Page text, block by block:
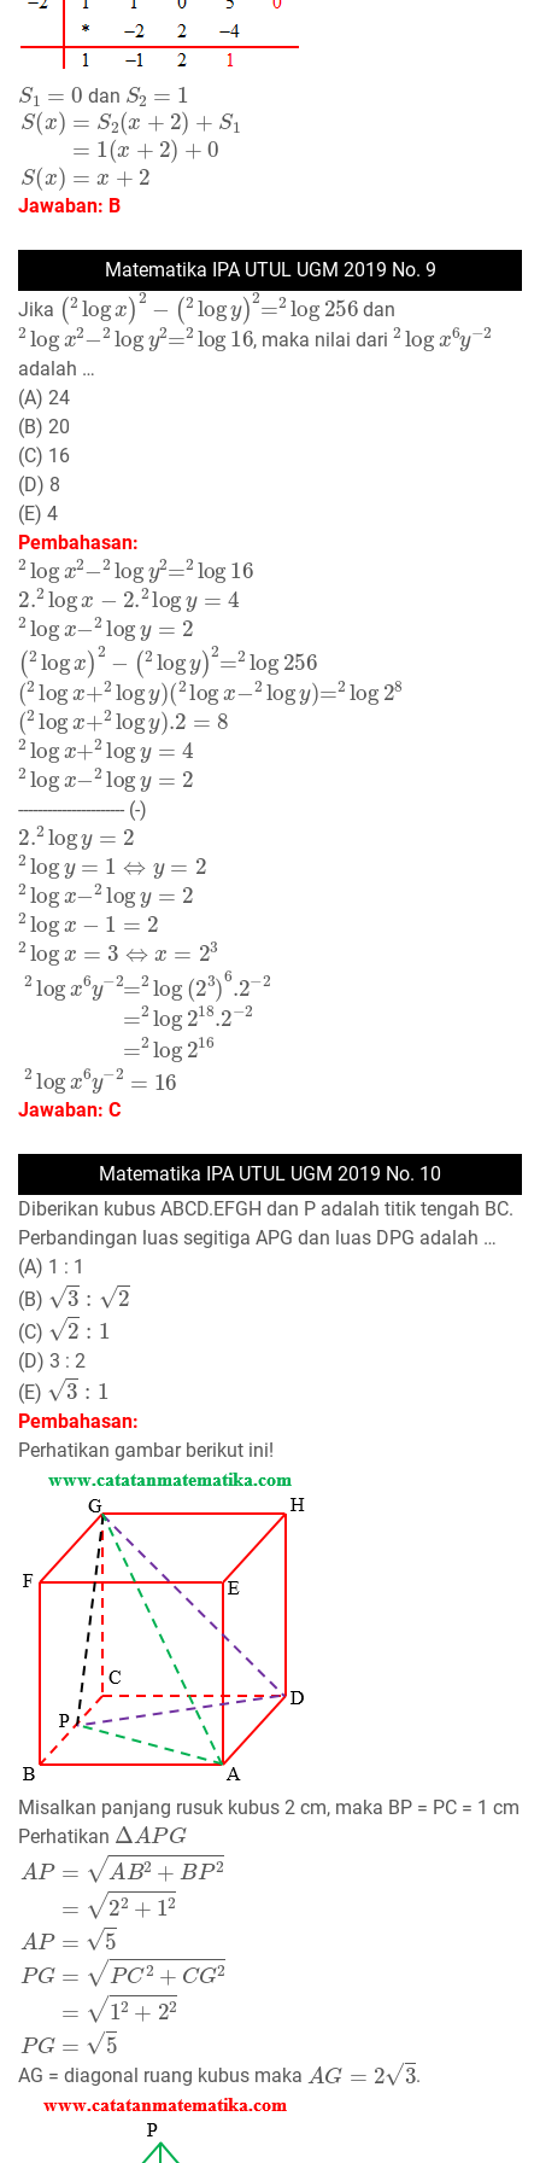
S1
dan
S2
S(x)= S2 (x+2 +S1 1(x+
Jawaban: B
Matematika IPA UTUL UGM 2019 No. 9
Jika
(2logx)2−(2logy)2=2log256
dan
2logx 2−2log 2 =2log16
, maka nilai dari
2log 6 −2
adalah …
(A) 24
(B) 20
(C) 16
(D) 8
(E) 4
Pembahasan:
2logx2−2log 2 2log 16
2.2log 2.2log
4
2logx−2logy =2
(2log )2 (2log 2=2 log
256
(2logx+ 2logy )(2log 2logy) = log
8
(2logx + 2logy).2=8
2logx+ 2logy=4
2logx − 2logy=
---------------------- (-)
2.2log
2logy=1 ⇔ y
2log x 2log y =2
2logx =2
2logx ⇔ 2
2=2log (23)6.2
Jawaban: C
Matematika IPA UTUL UGM 2019 No. 10
Diberikan kubus ABCD.EFGH dan P adalah titik tengah BC.
Perbandingan luas segitiga APG dan luas DPG adalah …
(A) 1 : 1
(B)
:2
(C)
2 :1
(D) 3 : 2
(E)
:1
Pembahasan:
Perhatikan gambar berikut ini!
Misalkan panjang rusuk kubus 2 cm, maka BP = PC = 1 cm
Perhatikan
ΔAPG
AP 2 +BP2=22+
P G= 2 +CG2=1 2 +2
AG = diagonal ruang kubus maka
A G= 3
.